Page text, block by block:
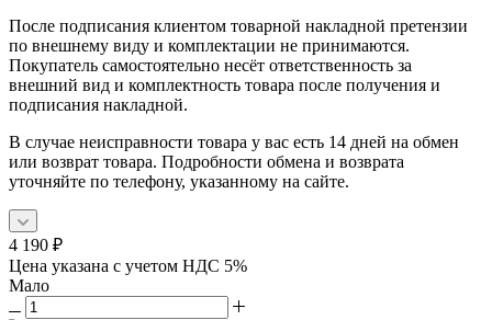
После подписания клиентом товарной накладной претензии
по внешнему виду и комплектации не принимаются.
Покупатель самостоятельно несёт ответственность за
внешний вид и комплектность товара после получения и
подписания накладной.
В случае неисправности товара у вас есть 14 дней на обмен
или возврат товара. Подробности обмена и возврата
уточняйте по телефону, указанному на сайте.
4 190 ₽
Цена указана с учетом НДС 5%
Мало